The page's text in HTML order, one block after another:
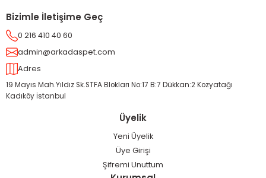
Bizimle İletişime Geç
0 216 410 40 60
admin@arkadaspet.com
Adres
19 Mayıs Mah.Yıldız Sk.STFA Blokları No:17 B:7 Dükkan:2 Kozyatağı
Kadıköy İstanbul
Üyelik
Yeni Üyelik
Üye Girişi
Şifremi Unuttum